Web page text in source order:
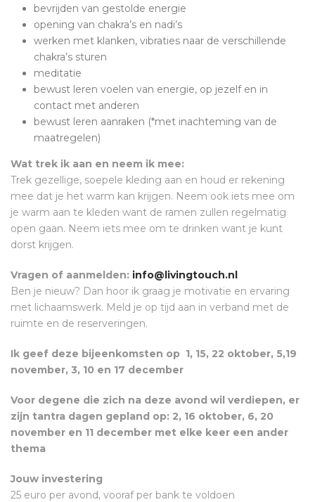
bevrijden van gestolde energie
opening van chakra’s en nadi’s
werken met klanken, vibraties naar de verschillende
chakra’s sturen
meditatie
bewust leren voelen van energie, op jezelf en in
contact met anderen
bewust leren aanraken (*met inachteming van de
maatregelen)
Wat trek ik aan en neem ik mee:
Trek gezellige, soepele kleding aan en houd er rekening
mee dat je het warm kan krijgen. Neem ook iets mee om
je warm aan te kleden want de ramen zullen regelmatig
open gaan. Neem iets mee om te drinken want je kunt
dorst krijgen.
Vragen of aanmelden: info@livingtouch.nl
Ben je nieuw? Dan hoor ik graag je motivatie en ervaring
met lichaamswerk. Meld je op tijd aan in verband met de
ruimte en de reserveringen.
Ik geef deze bijeenkomsten op 1, 15, 22 oktober, 5,19
november, 3, 10 en 17 december
Voor degene die zich na deze avond wil verdiepen, er
zijn tantra dagen gepland op: 2, 16 oktober, 6, 20
november en 11 december met elke keer een ander
thema
Jouw investering
25 euro per avond, vooraf per bank te voldoen